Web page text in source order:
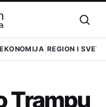
EKONOMIJA REGION I SVET
Trampu